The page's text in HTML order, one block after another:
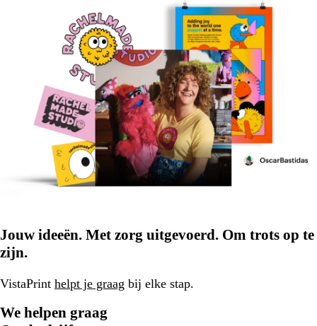
Jouw ideeën. Met zorg uitgevoerd. Om trots op te
zijn.
VistaPrint helpt je graag bij elke stap.
We helpen graag